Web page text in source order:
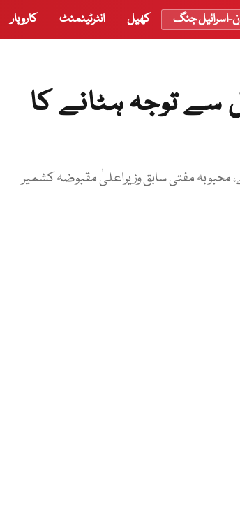
اسرائیل جنگ کھیل انٹرٹینمنٹ کاروبار
سے توجہ ہٹانے کا
محبوبہ مفتی سابق وزیراعلیٰ مقبوضہ کشمیر